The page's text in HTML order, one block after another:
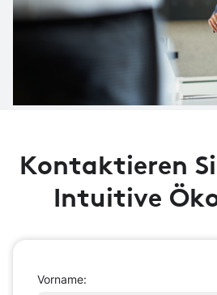
Kontaktieren
Intuitive
Vorname: